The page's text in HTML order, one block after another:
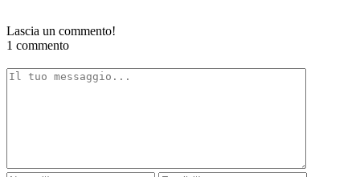
Lascia un commento!
1 commento